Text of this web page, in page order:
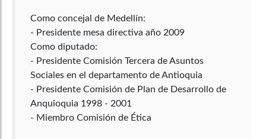
Como concejal de Medellín:
- Presidente mesa directiva año 2009
Como diputado:
- Presidente Comisión Tercera de Asuntos
Sociales en el departamento de Antioquia
- Presidente Comisión de Plan de Desarrollo de
Anquioquia 1998 - 2001
- Miembro Comisión de Ética